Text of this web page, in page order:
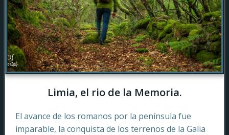
Limia, el rio de la Memoria.
El avance de los romanos por la península fue
imparable, la conquista de los terrenos de la Galia